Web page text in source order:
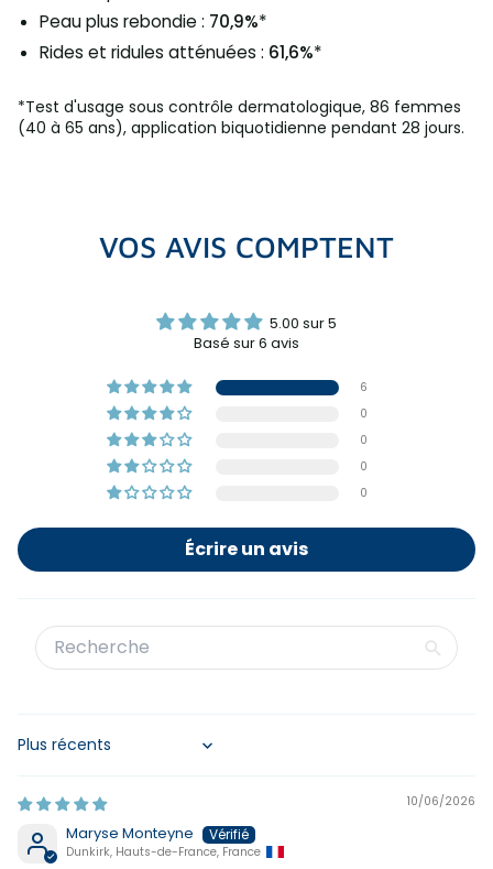
Peau plus rebondie : 70,9%*
Rides et ridules atténuées : 61,6%*
*Test d'usage sous contrôle dermatologique, 86 femmes
(40 à 65 ans), application biquotidienne pendant 28 jours.
VOS AVIS COMPTENT
5.00 sur 5
Basé sur 6 avis
6
0
0
0
0
Écrire un avis
Sort by
10/06/2026
Maryse Monteyne
Dunkirk, Hauts-de-France, France